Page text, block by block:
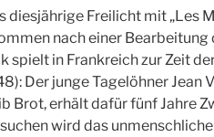
diesjährige Freilicht mit „Les
nach einer Bearbeitung
spielt in Frankreich zur Zeit
Der junge Tagelöhner Jean
Brot, erhält dafür fünf Jahre
wird das